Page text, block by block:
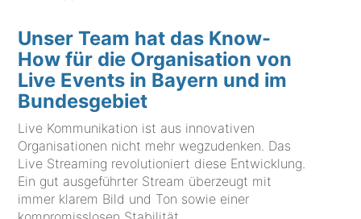
Unser Team hat das Know-
How für die Organisation von
Live Events in Bayern und im
Bundesgebiet
Live Kommunikation ist aus innovativen
Organisationen nicht mehr wegzudenken. Das
Live Streaming revolutioniert diese Entwicklung.
Ein gut ausgeführter Stream überzeugt mit
immer klarem Bild und Ton sowie einer